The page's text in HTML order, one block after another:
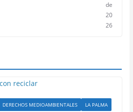
de
20
26
DERECHOS MEDIOAMBIENTALES
LA PALMA